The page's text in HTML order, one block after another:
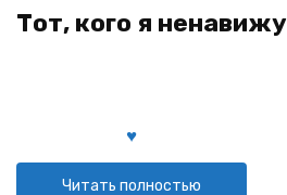
Тот, кого я ненавижу
Читать полностью